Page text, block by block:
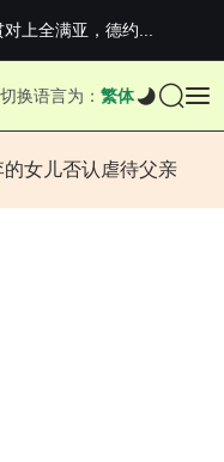
上全满亚，德约...
上线，官...
要太离谱
要太离谱
切换语言为： 繁体
的女儿否认虐待父亲